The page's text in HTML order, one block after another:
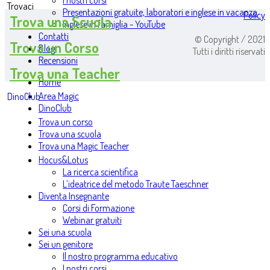
Presentazioni gratuite, laboratori e inglese in vacanza
Inglese in famiglia - YouTube
Contatti
Blog
Recensioni
Home
Area Magic
DinoClub
Trova un corso
Trova una scuola
Trova una Magic Teacher
Hocus&Lotus
La ricerca scientifica
L’ideatrice del metodo Traute Taeschner
Diventa Insegnante
Corsi di Formazione
Webinar gratuiti
Sei una scuola
Sei un genitore
Il nostro programma educativo
Trovaci
Trova una Scuola
Trova un Corso
Trova una Teacher
DinoClub
Policy
© Copyright / 2021
Tutti i diritti riservati